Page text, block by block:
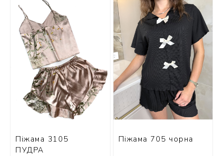
Піжама 3105
ПУДРА
Піжама 705 чорна